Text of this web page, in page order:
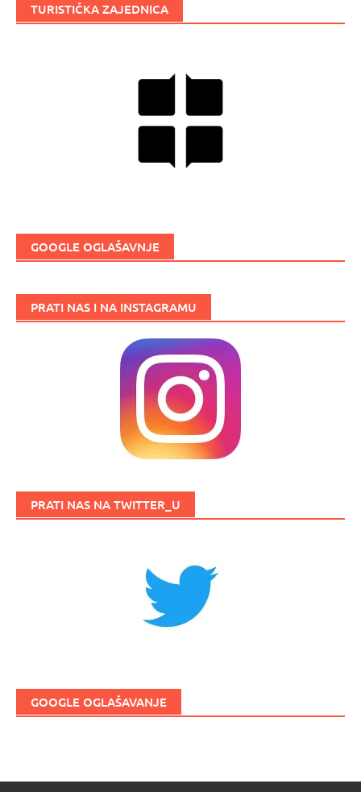
TURISTIČKA ZAJEDNICA
GOOGLE OGLAŠAVNJE
PRATI NAS I NA INSTAGRAMU
PRATI NAS NA TWITTER_U
GOOGLE OGLAŠAVANJE